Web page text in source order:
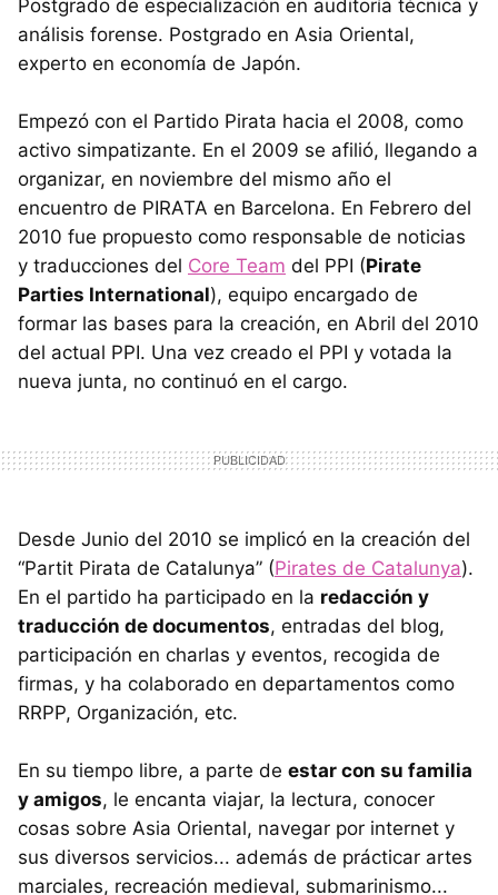
Postgrado de especialización en auditoría técnica y
análisis forense. Postgrado en Asia Oriental,
experto en economía de Japón.
Empezó con el Partido Pirata hacia el 2008, como
activo simpatizante. En el 2009 se afilió, llegando a
organizar, en noviembre del mismo año el
encuentro de PIRATA en Barcelona. En Febrero del
2010 fue propuesto como responsable de noticias
y traducciones del Core Team del PPI (Pirate
Parties International), equipo encargado de
formar las bases para la creación, en Abril del 2010
del actual PPI. Una vez creado el PPI y votada la
nueva junta, no continuó en el cargo.
Desde Junio del 2010 se implicó en la creación del
“Partit Pirata de Catalunya” (Pirates de Catalunya).
En el partido ha participado en la redacción y
traducción de documentos, entradas del blog,
participación en charlas y eventos, recogida de
firmas, y ha colaborado en departamentos como
RRPP, Organización, etc.
En su tiempo libre, a parte de estar con su familia
y amigos, le encanta viajar, la lectura, conocer
cosas sobre Asia Oriental, navegar por internet y
sus diversos servicios... además de prácticar artes
marciales, recreación medieval, submarinismo...